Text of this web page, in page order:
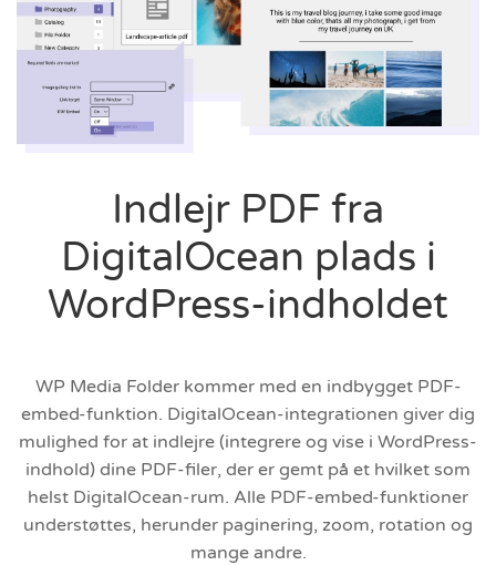
Indlejr PDF fra
DigitalOcean plads i
WordPress-indholdet
WP Media Folder kommer med en indbygget PDF-
embed-funktion. DigitalOcean-integrationen giver dig
mulighed for at indlejre (integrere og vise i WordPress-
indhold) dine PDF-filer, der er gemt på et hvilket som
helst DigitalOcean-rum. Alle PDF-embed-funktioner
understøttes, herunder paginering, zoom, rotation og
mange andre.